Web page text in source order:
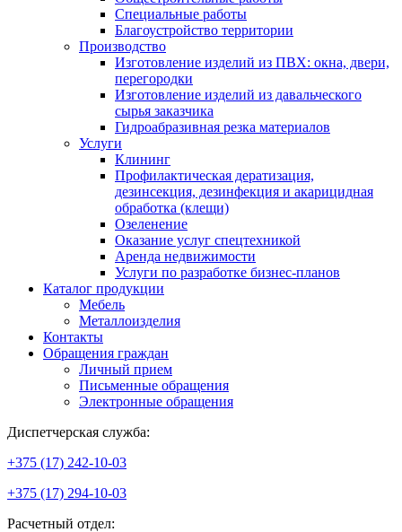
Специальные работы
Благоустройство территории
Производство
Изготовление изделий из ПВХ: окна, двери,
перегородки
Изготовление изделий из давальческого
сырья заказчика
Гидроабразивная резка материалов
Услуги
Клининг
Профилактическая дератизация,
дезинсекция, дезинфекция и акарицидная
обработка (клещи)
Озеленение
Оказание услуг спецтехникой
Аренда недвижимости
Услуги по разработке бизнес-планов
Каталог продукции
Мебель
Металлоизделия
Контакты
Обращения граждан
Личный прием
Письменные обращения
Электронные обращения
Диспетчерская служба:
+375 (17) 242-10-03
+375 (17) 294-10-03
Расчетный отдел: